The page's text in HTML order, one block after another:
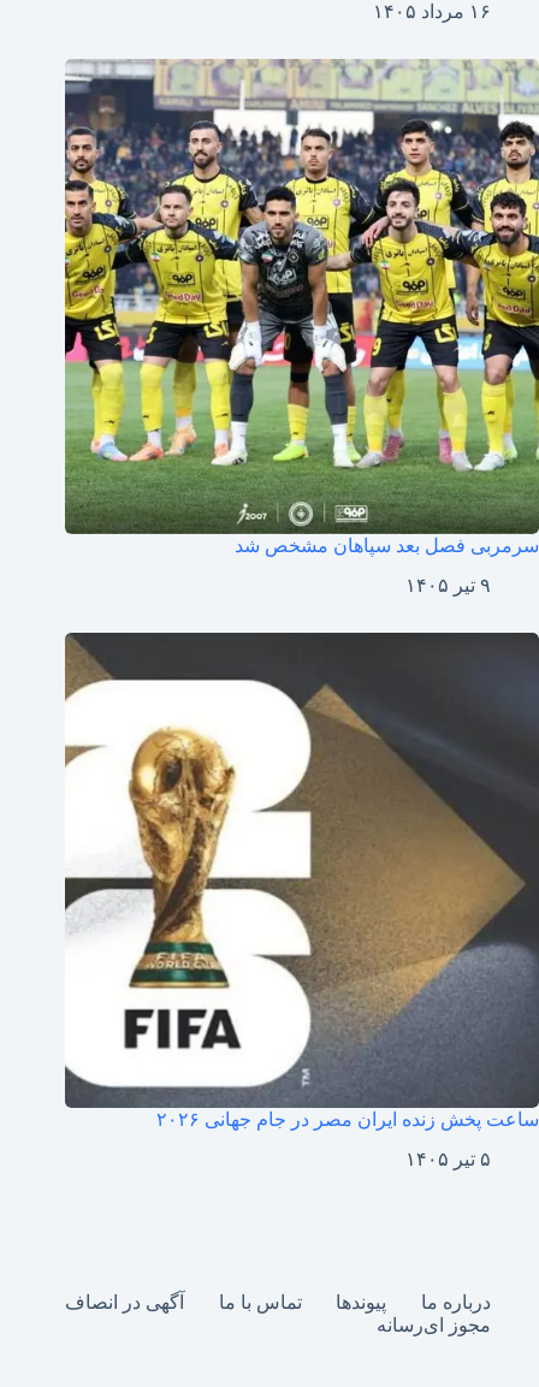
۱۶ مرداد ۱۴۰۵
سرمربی فصل بعد سپاهان مشخص شد
۹ تیر ۱۴۰۵
ساعت پخش زنده ایران مصر در جام جهانی ۲۰۲۶
۵ تیر ۱۴۰۵
درباره ما پیوندها تماس با ما
آگهی در انصاف
مجوز ای‌رسانه